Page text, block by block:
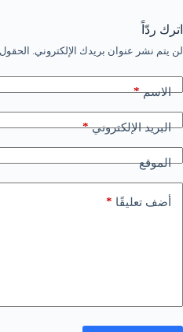
اترك ردّاً
لن يتم نشر عنوان بريدك الإلكتروني.
الاسم*
البريد الإلكتروني*
الموقع
أضف تعليقًا *